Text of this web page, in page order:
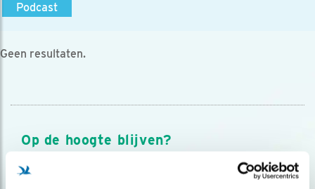
Podcast
Geen resultaten.
Op de hoogte blijven?
Meld je aan en ontvang nieuws, inspiratie, acties en tips
over vogels en activiteiten van Vogelbescherming.